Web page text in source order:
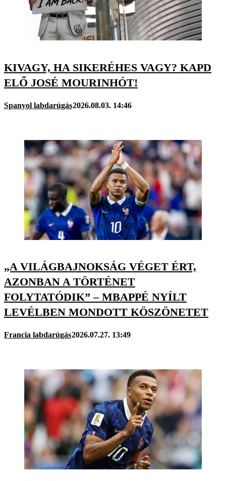
KIVAGY, HA SIKERÉHES VAGY? KAPD
ELŐ JOSÉ MOURINHÓT!
Spanyol labdarúgás2026.08.03. 14:46
„A VILÁGBAJNOKSÁG VÉGET ÉRT,
AZONBAN A TÖRTÉNET
FOLYTATÓDIK” – MBAPPÉ NYÍLT
LEVÉLBEN MONDOTT KÖSZÖNETET
Francia labdarúgás2026.07.27. 13:49